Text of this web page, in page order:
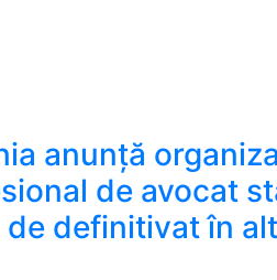
anunță
de avocat
definitivat în